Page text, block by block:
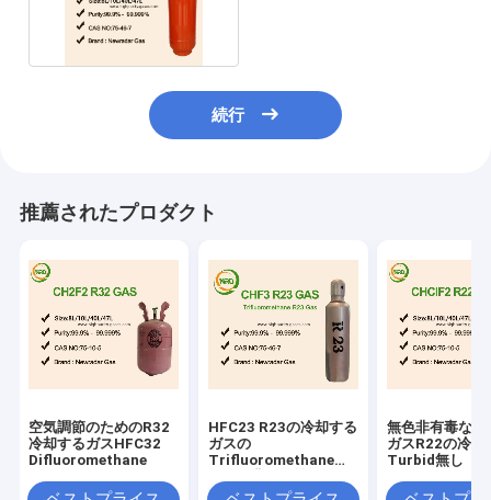
続行
推薦されたプロダクト
空気調節のためのR32
冷却するガスHFC32
Difluoromethane
HFC23 R23の冷却する
ガスの
Trifluoromethaneの
無色非有毒な非
ガスR22の冷却
Turbid無し